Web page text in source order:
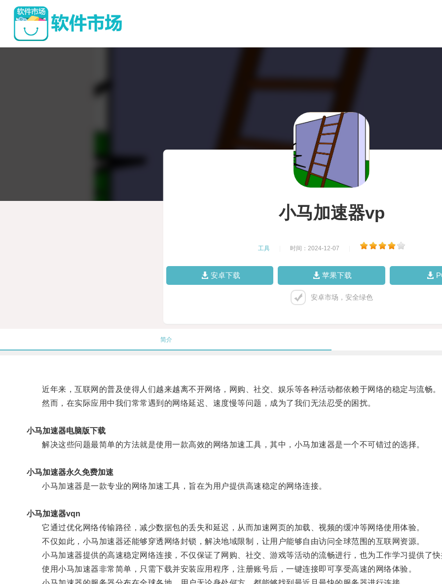
小马加速器vp
工具 时间：2024-12-07
安卓下载 苹果下载
安卓市场，安全绿色
简介
近年来，互联网的普及使得人们越来越离不开网络，网购、社交、娱乐等各种活动都依赖于网络的稳定与流畅。
然而，在实际应用中我们常常遇到的网络延迟、速度慢等问题，成为了我们无法忍受的困扰。
小马加速器电脑版下载
解决这些问题最简单的方法就是使用一款高效的网络加速工具，其中，小马加速器是一个不可错过的选择。
小马加速器永久免费加速
小马加速器是一款专业的网络加速工具，旨在为用户提供高速稳定的网络连接。
小马加速器vqn
它通过优化网络传输路径，减少数据包的丢失和延迟，从而加速网页的加载、视频的缓冲等网络使用体验。
不仅如此，小马加速器还能够穿透网络封锁，解决地域限制，让用户能够自由访问全球范围的互联网资源。
小马加速器提供的高速稳定网络连接，不仅保证了网购、社交、游戏等活动的流畅进行，也为工作学习提供了快
使用小马加速器非常简单，只需下载并安装应用程序，注册账号后，一键连接即可享受高速的网络体验。